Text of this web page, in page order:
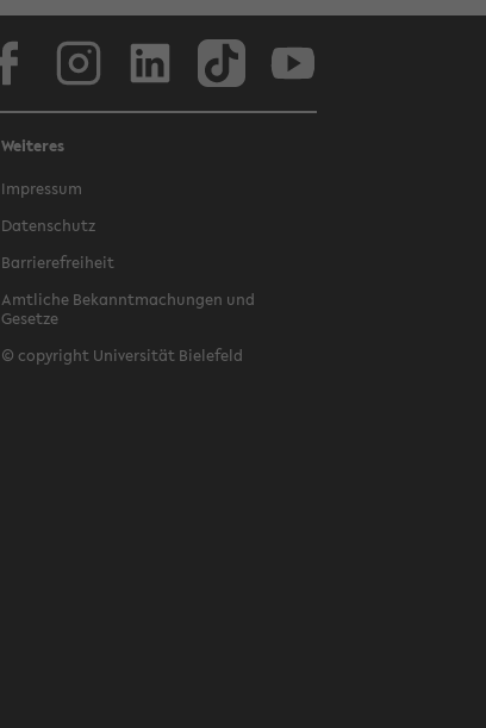
Weiteres
Impressum
Datenschutz
Barrierefreiheit
Amtliche Bekanntmachungen und
Gesetze
© copyright Universität Bielefeld